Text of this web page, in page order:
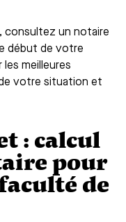
consultez un notaire
début de votre
meilleures
votre situation et
: calcul
pour
de